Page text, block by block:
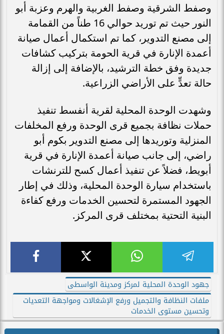
وصفط الشرقية وصفط الغربية والهرم وعزبة أبو
النور حيث تم توريد حوالي 16 طناً من القمامة
إلى مصنع التدوير، كما تم استكمال أعمال صيانة
أعمدة الإنارة في قرية الحومة بتركيب كشافات
جديدة وفق خطة الترشيد، بالإضافة إلى إزالة
حالة تعدٍّ على الأراضي الزراعية.
وشهدت الوحدة المحلية لقرية أنفسط تنفيذ
حملات نظافة بجميع قرى الوحدة ورفع المخلفات
المنزلية وتوريدها إلى مصنع التدوير بكوم أبو
راضي، إلى جانب صيانة أعمدة الإنارة في قرية
أبويط، فضلاً عن تنفيذ أعمال كسح للترنشات
باستخدام سيارة الوحدة المحلية، وذلك في إطار
الجهود المستمرة لتحسين الخدمات ورفع كفاءة
البنية التحتية بمختلف قرى المركز.
جهود الوحدة المحلية لمركز ومدينة الواسطى
ملفات النظافة والتجميل ورفع الإشغالات ومواجهة التعديات
وتحسين مستوى الخدمات